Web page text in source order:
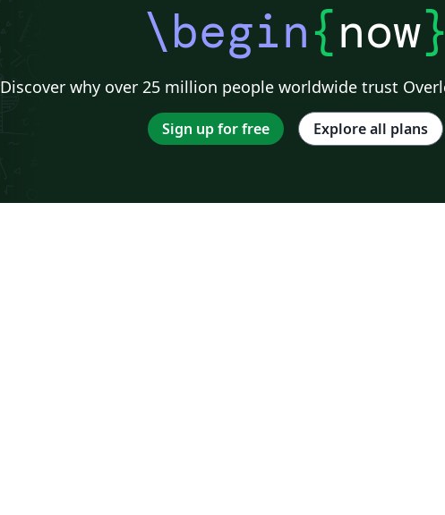
\begin{now}
Discover why over 25 million people worldwide trust
Sign up for free Explore all plans